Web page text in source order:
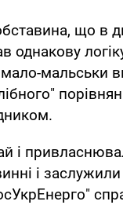
що в
мальськи
і
і